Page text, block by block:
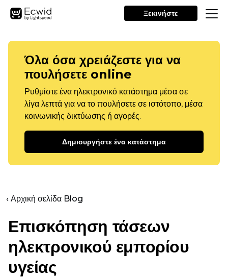
Ξεκινήστε
Όλα όσα χρειάζεστε για να
πουλήσετε online
Ρυθμίστε ένα ηλεκτρονικό κατάστημα μέσα σε
λίγα λεπτά για να το πουλήσετε σε ιστότοπο, μέσα
κοινωνικής δικτύωσης ή αγορές.
Δημιουργήστε ένα κατάστημα
‹ Αρχική σελίδα Blog
Επισκόπηση τάσεων
ηλεκτρονικού εμπορίου
υγείας